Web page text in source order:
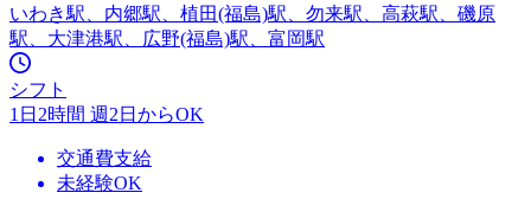
いわき駅、内郷駅、植田(福島)駅、勿来駅、高萩駅、磯原
駅、大津港駅、広野(福島)駅、富岡駅
シフト
1日2時間 週2日からOK
交通費支給
未経験OK